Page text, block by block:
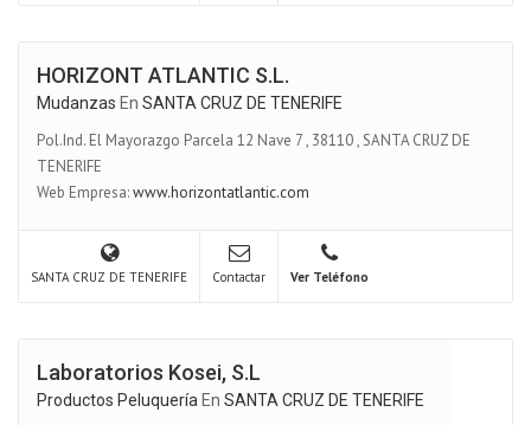
HORIZONT ATLANTIC S.L.
Mudanzas En SANTA CRUZ DE TENERIFE
Pol.Ind. El Mayorazgo Parcela 12 Nave 7, 38110,SANTA CRUZ DE
TENERIFE
Web Empresa:www.horizontatlantic.com
SANTA CRUZ DE TENERIFE Contactar Ver Teléfono
Laboratorios Kosei, S.L
Productos Peluquería En SANTA CRUZ DE TENERIFE